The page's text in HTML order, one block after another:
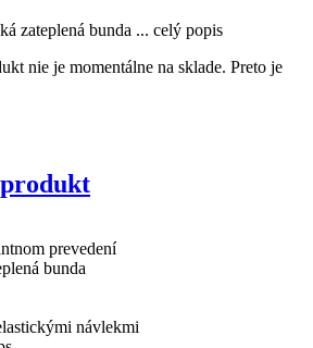
zateplená bunda ... celý popis
nie je momentálne na sklade. Preto je
prevedení
bunda
návlekmi